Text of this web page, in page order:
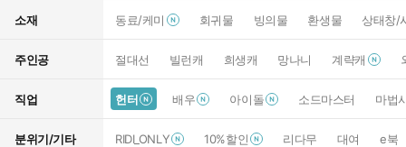
소재 동료/케미 회귀물 빙의물 환생물 상태창/
주인공 절대선 빌런캐 희생캐 망나니 계략캐
직업 헌터 배우 아이돌 소드마스터 마법
분위기/기타 RIDI_ONLY 10%할인 리다무 대여 e북